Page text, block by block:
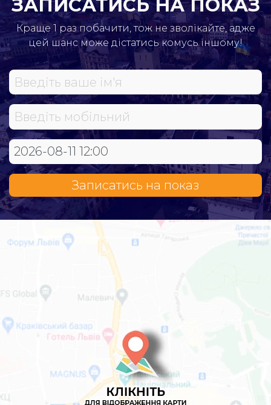
ЗАПИСАТИСЬ НА ПОКАЗ
Краще 1 раз побачити, тож не зволікайте, адже
цей шанс може дістатись комусь іншому!
Записатись на показ